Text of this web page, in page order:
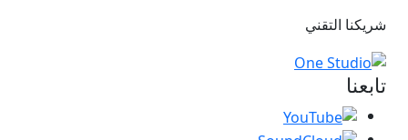
شريكنا التقني
تابعنا